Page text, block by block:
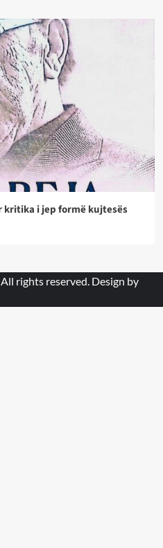
kritika i jep formë kujtesës
All rights reserved. Design by